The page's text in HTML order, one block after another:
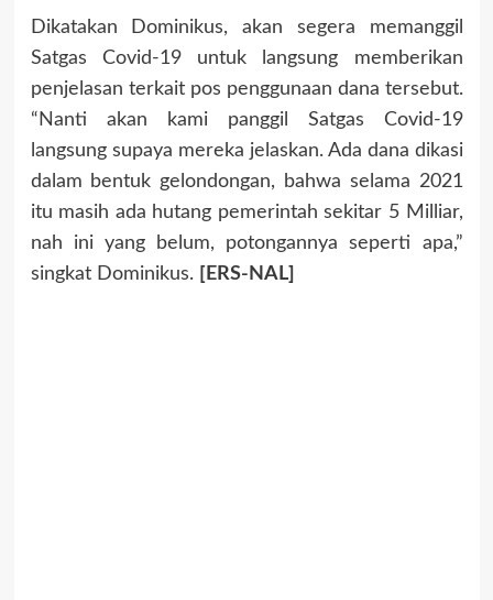
Dikatakan Dominikus, akan segera memanggil
Satgas Covid-19 untuk langsung memberikan
penjelasan terkait pos penggunaan dana tersebut.
“Nanti akan kami panggil Satgas Covid-19
langsung supaya mereka jelaskan. Ada dana dikasi
dalam bentuk gelondongan, bahwa selama 2021
itu masih ada hutang pemerintah sekitar 5 Milliar,
nah ini yang belum, potongannya seperti apa,”
singkat Dominikus.
[ERS-NAL]